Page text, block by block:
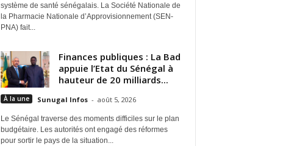
système de santé sénégalais. La Société Nationale de
la Pharmacie Nationale d’Approvisionnement (SEN-
PNA) fait...
Finances publiques : La Bad
appuie l’Etat du Sénégal à
hauteur de 20 milliards...
À la une Sunugal Infos - août 5, 2026
Le Sénégal traverse des moments difficiles sur le plan
budgétaire. Les autorités ont engagé des réformes
pour sortir le pays de la situation...